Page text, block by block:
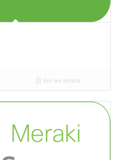
Voir les détails